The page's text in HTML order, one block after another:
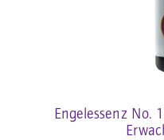
Engelessenz No.